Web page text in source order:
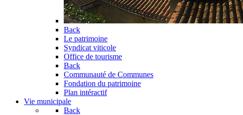
Back
Le patrimoine
Syndicat viticole
Office de tourisme
Back
Communauté de Communes
Fondation du patrimoine
Plan intéractif
Vie municipale
Back